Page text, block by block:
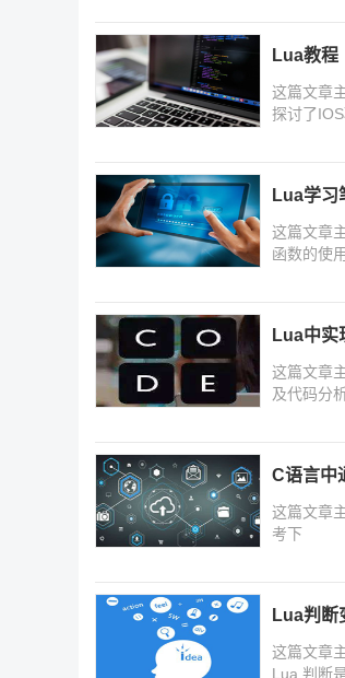
Lua教程
这篇文章
探讨了
Lua学习
这篇文章
函数的使
Lua中实
这篇文章
及代码分
C语言中
这篇文章
考下
Lua判断
这篇文章
Lua 判断